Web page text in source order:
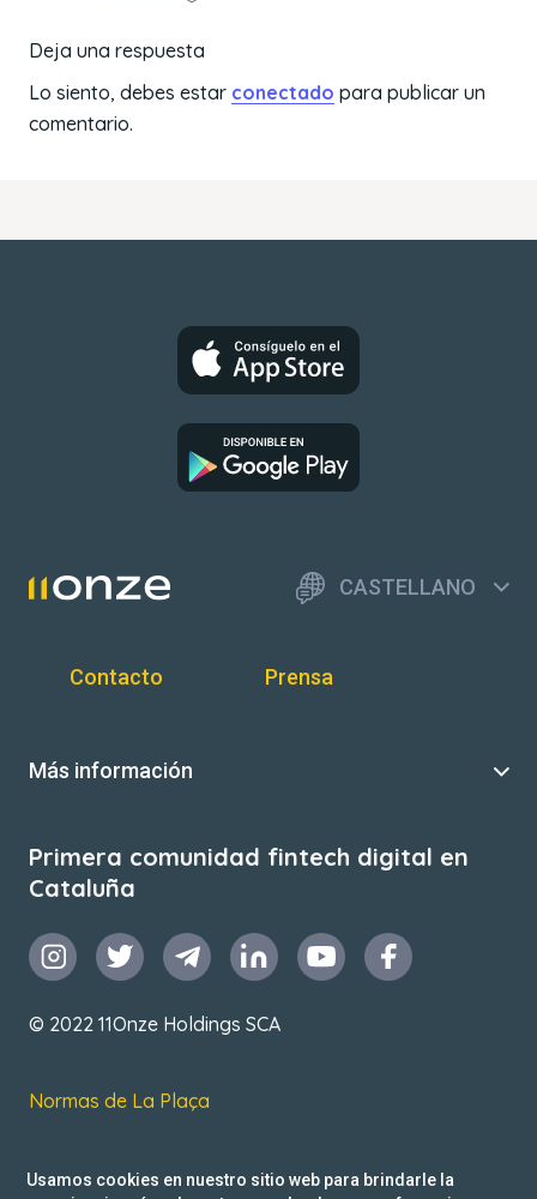
Deja una respuesta
Lo siento, debes estar conectado para publicar un
comentario.
CASTELLANO
Contacto Prensa
Más información
Primera comunidad fintech digital en
Cataluña
© 2022 11Onze Holdings SCA
Normas de La Plaça
Usamos cookies en nuestro sitio web para brindarle la